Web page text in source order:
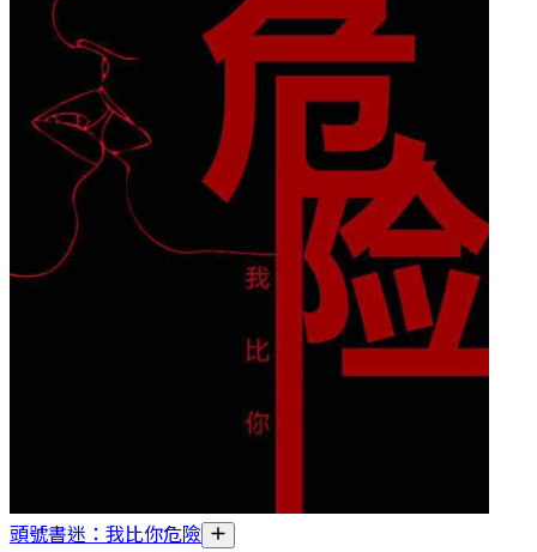
頭號書迷：我比你危險